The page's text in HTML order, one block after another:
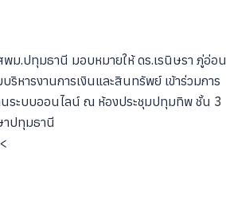
.ปทุมธานี มอบหมายให้ ดร.เรนิษรา ภู่อ่อน
ารงานการเงินและสินทรัพย์ เข้าร่วมการ
ระบบออนไลน์ ณ ห้องประชุมปทุมทิพ ชั้น 3
ปทุมธานี